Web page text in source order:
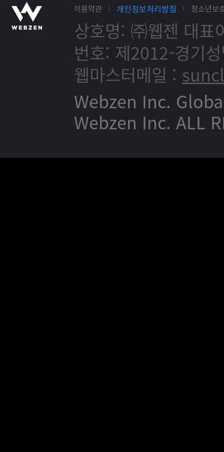
이용약관 개인정보처리방침 청소년보
상호명: ㈜웹젠 대표
번호: 제2012-경기
웹마스터메일 :
Webzen Inc.
Webzen Inc. ALL